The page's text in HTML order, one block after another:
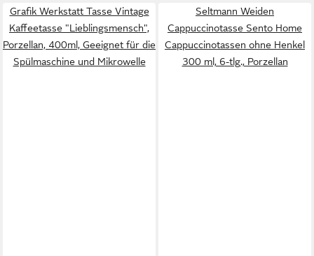
Grafik Werkstatt Tasse Vintage
Kaffeetasse "Lieblingsmensch",
Porzellan, 400ml, Geeignet für die
Spülmaschine und Mikrowelle
Seltmann Weiden
Cappuccinotasse Sento Home
Cappuccinotassen ohne Henkel
300 ml, 6-tlg., Porzellan